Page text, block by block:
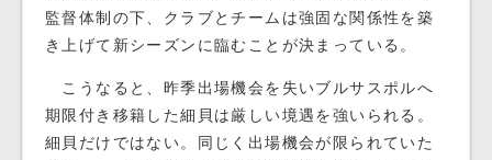
監督体制の下、クラブとチームは強固な関係性を築
き上げて新シーズンに臨むことが決まっている。
こうなると、昨季出場機会を失いブルサスポルへ
期限付き移籍した細貝は厳しい境遇を強いられる。
細貝だけではない。同じく出場機会が限られていた